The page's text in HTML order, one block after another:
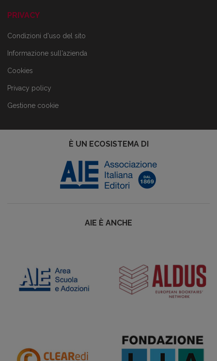
PRIVACY
Condizioni d'uso del sito
Informazione sull'azienda
Cookies
Privacy policy
Gestione cookie
È UN ECOSISTEMA DI
AIE È ANCHE